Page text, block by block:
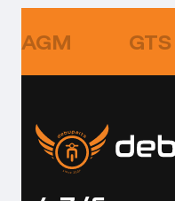
AGM GTS